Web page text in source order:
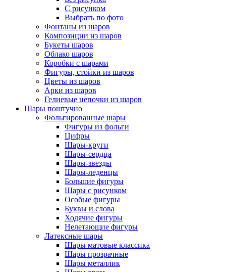
С рисунком
Выбрать по фото
Фонтаны из шаров
Композиции из шаров
Букеты шаров
Облако шаров
Коробки с шарами
Фигуры, стойки из шаров
Цветы из шаров
Арки из шаров
Гелиевые цепочки из шаров
Шары поштучно
Фольгированные шары
Фигуры из фольги
Цифры
Шары-круги
Шары-сердца
Шары-звезды
Шары-леденцы
Большие фигуры
Шары с рисунком
Особые фигуры
Буквы и слова
Ходячие фигуры
Нелетающие фигуры
Латексные шары
Шары матовые классика
Шары прозрачные
Шары металлик